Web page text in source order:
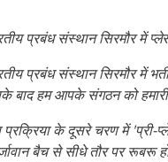
प्रबंध संस्थान सिरमौर में
प्रबंध संस्थान सिरमौर में
बाद हम आपके संगठन को
प्रक्रिया के दूसरे चरण में 'प्री-
बैच से सीधे तौर पर